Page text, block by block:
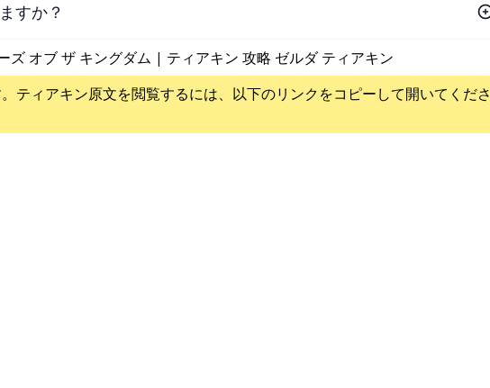
すか？
オブ ザ キングダム | ティアキン 攻略 ゼルダ ティアキン
ティアキン原文を閲覧するには、以下のリンクをコピーして開いてくださ